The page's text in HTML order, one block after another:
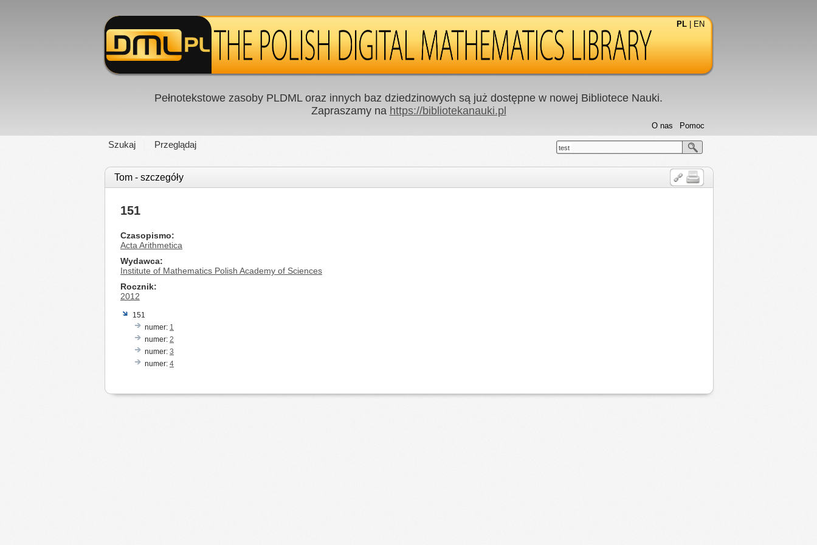
PL EN
Pełnotekstowe zasoby PLDML oraz innych baz dziedzinowych są już dostępne w nowej Bibliotece Nauki.
Zapraszamy na https://bibliotekanauki.pl
Szukaj Przeglądaj
Pomoc
O nas
test
Tom - szczegóły
151
Czasopismo
Acta Arithmetica
Wydawca
Institute of Mathematics Polish Academy of Sciences
Rocznik
2012
151
numer: 1
numer: 2
numer: 3
numer: 4